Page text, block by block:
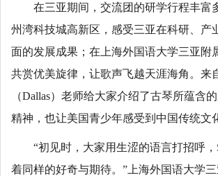
在三亚期间，交流团的研学行程丰富
州湾科技城高新区，感受三亚在科研、产
面的发展成果；在上海外国语大学三亚附
共赏优美旋律，让歌声飞越天涯海角。来
（Dallas）老师给大家介绍了古琴所蕴含
精神，也让美国青少年感受到中国传统文
“初见时，大家用生涩的语言打招呼
着同样的好奇与期待。”上海外国语大学